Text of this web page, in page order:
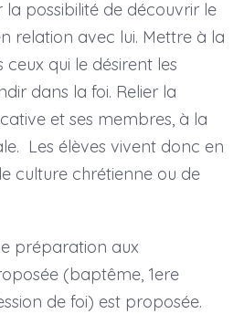
la possibilité de découvrir le
relation avec lui. Mettre à la
ceux qui le désirent les
dans la foi. Relier la
et ses membres, à la
Les élèves vivent donc en
culture chrétienne ou de
préparation aux
(baptême, 1ere
de foi) est proposée.